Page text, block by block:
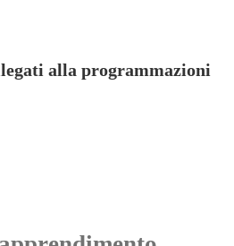
alla programmazioni